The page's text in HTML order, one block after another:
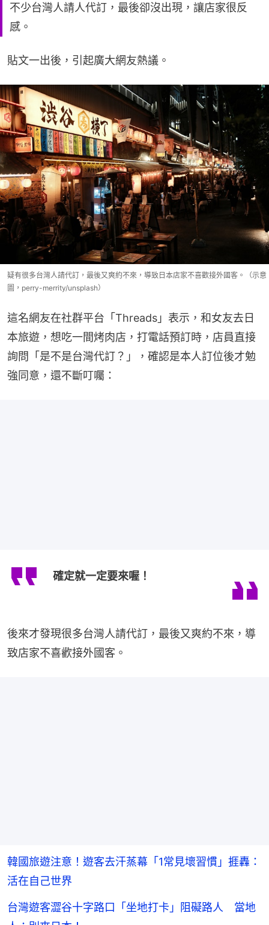
不少台灣人請人代訂，最後卻沒出現，讓店家很反
感。
貼文一出後，引起廣大網友熱議。
疑有很多台灣人請代訂，最後又爽約不來，導致日本店家不喜歡接外國客。（示意
圖，perry-merrity/unsplash）
這名網友在社群平台「Threads」表示，和女友去日
本旅遊，想吃一間烤肉店，打電話預訂時，店員直接
詢問「是不是台灣代訂？」，確認是本人訂位後才勉
強同意，還不斷叮囑：
確定就一定要來喔！
後來才發現很多台灣人請代訂，最後又爽約不來，導
致店家不喜歡接外國客。
韓國旅遊注意！遊客去汗蒸幕「1常見壞習慣」捱轟：
活在自己世界
台灣遊客澀谷十字路口「坐地打卡」阻礙路人 當地